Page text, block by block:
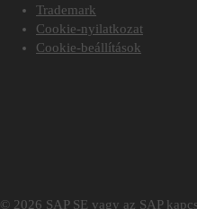
Trademark
Cookie-nyilatkozat
Cookie-beállítások
© 2026 SAP SE vagy az SAP